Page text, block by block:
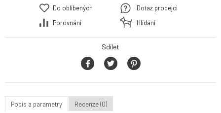
Do oblíbených
Porovnání
Dotaz prodejci
Hlídání
Sdílet
Popis a parametry Recenze (0)